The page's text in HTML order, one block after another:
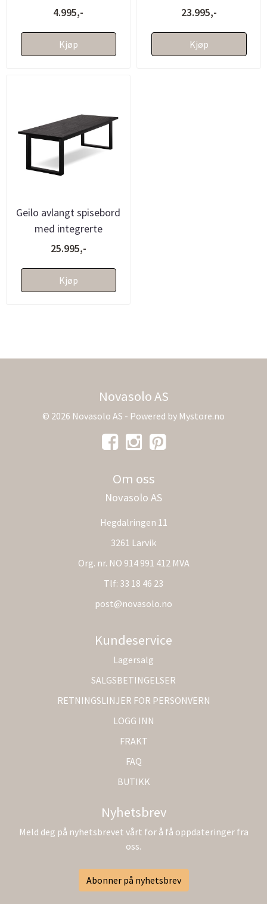
4.995,-
Kjøp
tilleggsplater
23.995,-
Kjøp
Geilo avlangt spisebord
med integrerte
tilleggsplater
25.995,-
Kjøp
Novasolo AS
© 2026 Novasolo AS - Powered by Mystore.no
Om oss
Novasolo AS
Hegdalringen 11
3261 Larvik
Org. nr. NO 914 991 412 MVA
Tlf: 33 18 46 23
post@novasolo.no
Kundeservice
Lagersalg
SALGSBETINGELSER
RETNINGSLINJER FOR PERSONVERN
LOGG INN
FRAKT
FAQ
BUTIKK
Nyhetsbrev
Meld deg på nyhetsbrevet vårt for å få oppdateringer fra
oss.
Abonner på nyhetsbrev